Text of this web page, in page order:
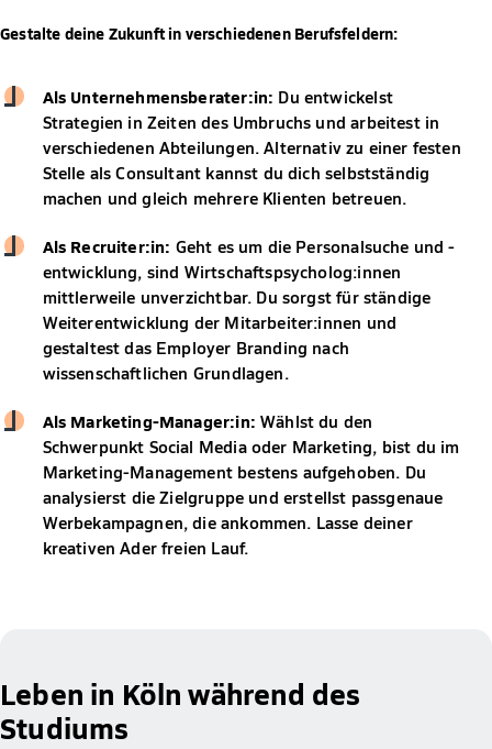
Gestalte deine Zukunft in verschiedenen Berufsfeldern:
Als Unternehmensberater:in: Du entwickelst
Strategien in Zeiten des Umbruchs und arbeitest in
verschiedenen Abteilungen. Alternativ zu einer festen
Stelle als Consultant kannst du dich selbstständig
machen und gleich mehrere Klienten betreuen.
Als Recruiter:in: Geht es um die Personalsuche und -
entwicklung, sind Wirtschaftspsycholog:innen
mittlerweile unverzichtbar. Du sorgst für ständige
Weiterentwicklung der Mitarbeiter:innen und
gestaltest das Employer Branding nach
wissenschaftlichen Grundlagen.
Als Marketing-Manager:in: Wählst du den
Schwerpunkt Social Media oder Marketing, bist du im
Marketing-Management bestens aufgehoben. Du
analysierst die Zielgruppe und erstellst passgenaue
Werbekampagnen, die ankommen. Lasse deiner
kreativen Ader freien Lauf.
Leben in Köln während des
Studiums